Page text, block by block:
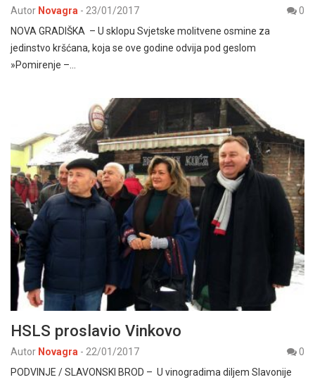
Autor Novagra - 23/01/2017
0
NOVA GRADIŠKA – U sklopu Svjetske molitvene osmine za
jedinstvo kršćana, koja se ove godine odvija pod geslom
»Pomirenje –…
HSLS proslavio Vinkovo
Autor Novagra - 22/01/2017
0
PODVINJE / SLAVONSKI BROD – U vinogradima diljem Slavonije